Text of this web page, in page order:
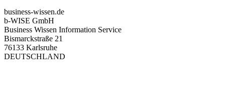
business-wissen.de
b-WISE GmbH
Business Wissen Information Service
Bismarckstraße 21
76133 Karlsruhe
DEUTSCHLAND